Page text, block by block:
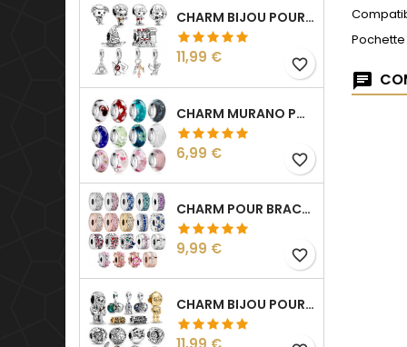
CHARM BIJOU POUR BRACELET COLLECTION HARRY
Prix
11,99 € favorite_border
CHARM MURANO POUR BRACELET SÉPARATEUR FLEUR COEUR TRANSPARENT
Prix
6,99 € favorite_border
CHARM POUR BRACELET COLLECTION CLIP STRASS SÉPARATEUR ESPACEUR
Prix
9,99 € favorite_border
CHARM BIJOU POUR BRACELET COLLECTION STAR WARS
Prix